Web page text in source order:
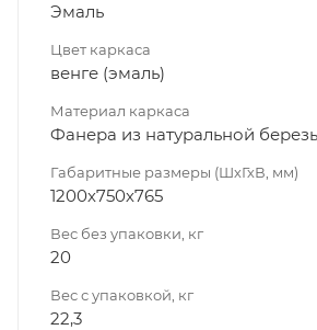
Эмаль
Цвет каркаса
венге (эмаль)
Материал каркаса
Фанера из натуральной
Габаритные размеры (ШхГхВ, мм)
1200х750х765
Вес без упаковки, кг
20
Вес с упаковкой, кг
22,3